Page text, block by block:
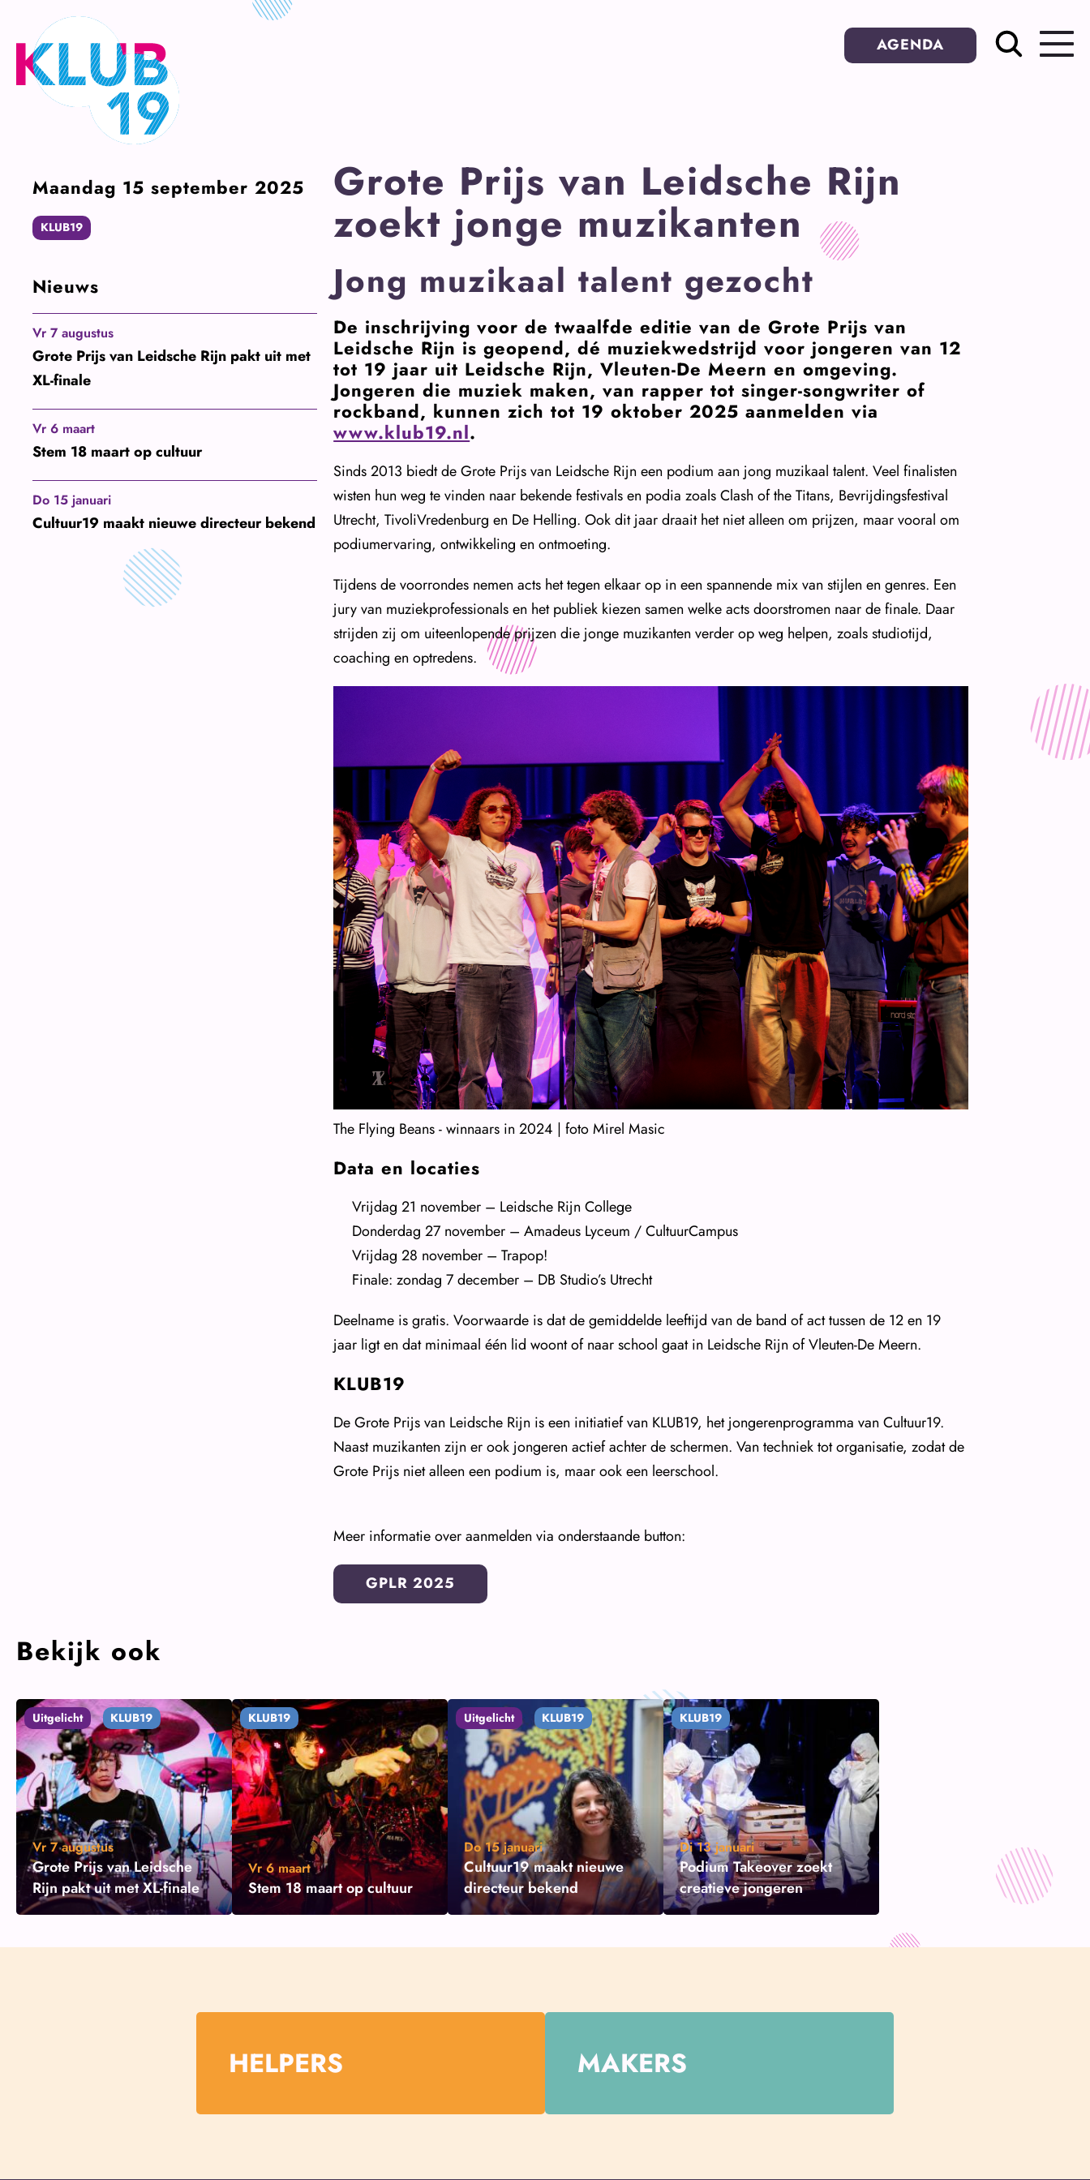
Ga
naar
inhoud
AGENDA
Grote Prijs van Leidsche Rijn
zoekt jonge muzikanten
Jong muzikaal talent gezocht
De inschrijving voor de twaalfde editie van de Grote Prijs van
Leidsche Rijn is geopend, dé muziekwedstrijd voor jongeren van 12
tot 19 jaar uit Leidsche Rijn, Vleuten-De Meern en omgeving.
Jongeren die muziek maken, van rapper tot singer-songwriter of
rockband, kunnen zich tot 19 oktober 2025 aanmelden via
www.klub19.nl.
Sinds 2013 biedt de Grote Prijs van Leidsche Rijn een podium aan jong muzikaal talent. Veel finalisten
wisten hun weg te vinden naar bekende festivals en podia zoals Clash of the Titans, Bevrijdingsfestival
Utrecht, TivoliVredenburg en De Helling. Ook dit jaar draait het niet alleen om prijzen, maar vooral om
podiumervaring, ontwikkeling en ontmoeting.
Tijdens de voorrondes nemen acts het tegen elkaar op in een spannende mix van stijlen en genres. Een
jury van muziekprofessionals en het publiek kiezen samen welke acts doorstromen naar de finale. Daar
strijden zij om uiteenlopende prijzen die jonge muzikanten verder op weg helpen, zoals studiotijd,
coaching en optredens.
The Flying Beans - winnaars in 2024 | foto Mirel Masic
Data en locaties
Vrijdag 21 november – Leidsche Rijn College
Donderdag 27 november – Amadeus Lyceum / CultuurCampus
Vrijdag 28 november – Trapop!
Finale: zondag 7 december – DB Studio’s Utrecht
Deelname is gratis. Voorwaarde is dat de gemiddelde leeftijd van de band of act tussen de 12 en 19
jaar ligt en dat minimaal één lid woont of naar school gaat in Leidsche Rijn of Vleuten-De Meern.
KLUB19
De Grote Prijs van Leidsche Rijn is een initiatief van KLUB19, het jongerenprogramma van Cultuur19.
Naast muzikanten zijn er ook jongeren actief achter de schermen. Van techniek tot organisatie, zodat de
Grote Prijs niet alleen een podium is, maar ook een leerschool.
Meer informatie over aanmelden via onderstaande button:
GPLR 2025
Maandag 15 september 2025
KLUB19
Nieuws
Grote Prijs van Leidsche Rijn pakt uit met
XL-finale
Vr 7 augustus
Stem 18 maart op cultuur
Vr 6 maart
Cultuur19 maakt nieuwe directeur bekend
Do 15 januari
Bekijk ook
Uitgelicht KLUB19
Vr 7 augustus
Grote Prijs van Leidsche
Rijn pakt uit met XL-finale
KLUB19
Vr 6 maart
Stem 18 maart op cultuur
Uitgelicht KLUB19
Do 15 januari
Cultuur19 maakt nieuwe
directeur bekend
KLUB19
Di 13 januari
Podium Takeover zoekt
creatieve jongeren
HELPERS MAKERS